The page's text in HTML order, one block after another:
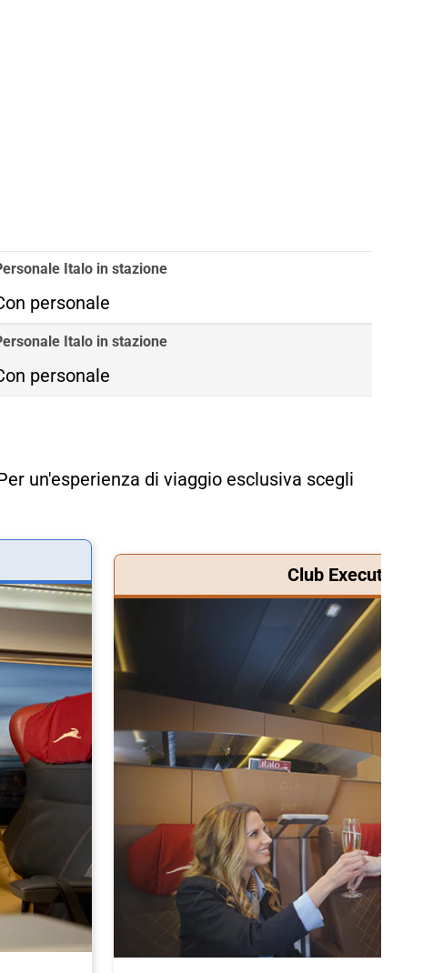
Italo in stazione
personale
Italo in stazione
personale
un'esperienza di viaggio esclusiva scegli
Club Executive